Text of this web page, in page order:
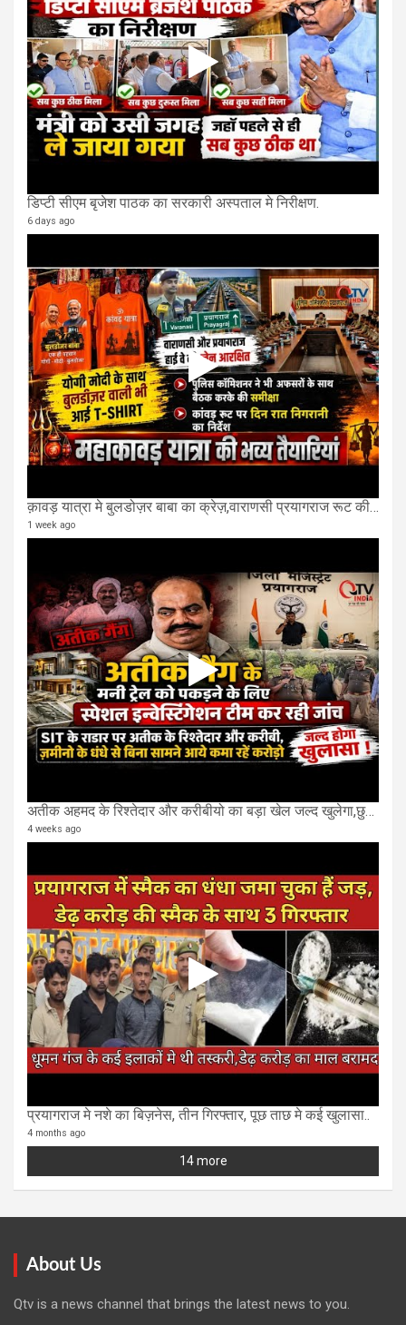
डिप्टी सीएम बृजेश पाठक का सरकारी अस्पताल मे निरीक्षण.
6 days ago
क़ावड़ यात्रा मे बुलडोज़र बाबा का क्रेज़,वाराणसी प्रयागराज रूट की एक लेन खाली की गई.
1 week ago
अतीक अहमद के रिश्तेदार और करीबीयो का बड़ा खेल जल्द खुलेगा,छुप कर करोड़ो कमाने वाले SIT के राडार पर
4 weeks ago
प्रयागराज मे नशे का बिज़नेस, तीन गिरफ्तार, पूछ ताछ मे कई खुलासा..
4 months ago
14 more
About Us
Qtv is a news channel that brings the latest news to you.